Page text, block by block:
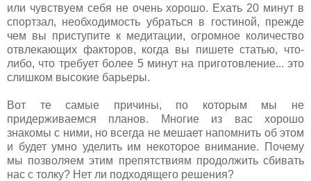
или чувствуем себя не очень хорошо. Ехать 20 минут в
спортзал, необходимость убраться в гостиной, прежде
чем вы приступите к медитации, огромное количество
отвлекающих факторов, когда вы пишете статью, что-
либо, что требует более 5 минут на приготовление... это
слишком высокие барьеры.
Вот те самые причины, по которым мы не
придерживаемся планов. Многие из вас хорошо
знакомы с ними, но всегда не мешает напомнить об этом
и будет умно уделить им некоторое внимание. Почему
мы позволяем этим препятствиям продолжить сбивать
нас с толку? Нет ли подходящего решения?